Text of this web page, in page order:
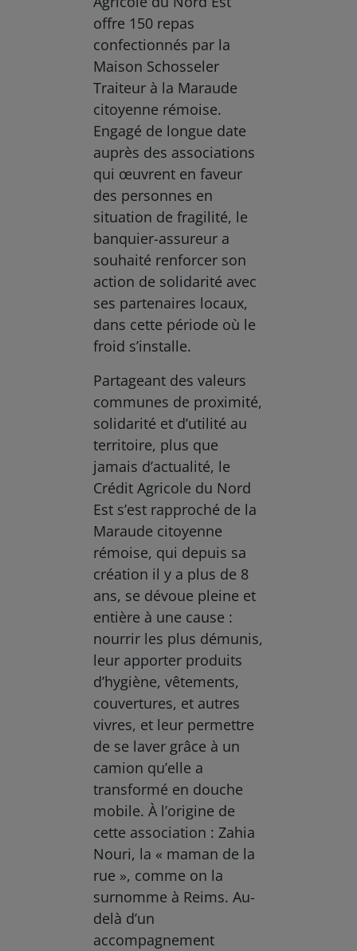
offre 150 repas
confectionnés par la
Maison Schosseler
Traiteur à la Maraude
citoyenne rémoise.
Engagé de longue date
auprès des associations
qui œuvrent en faveur
des personnes en
situation de fragilité, le
banquier-assureur a
souhaité renforcer son
action de solidarité avec
ses partenaires locaux,
dans cette période où le
froid s’installe.
Partageant des valeurs
communes de proximité,
solidarité et d’utilité au
territoire, plus que
jamais d’actualité, le
Crédit Agricole du Nord
Est s’est rapproché de la
Maraude citoyenne
rémoise, qui depuis sa
création il y a plus de 8
ans, se dévoue pleine et
entière à une cause :
nourrir les plus démunis,
leur apporter produits
d’hygiène, vêtements,
couvertures, et autres
vivres, et leur permettre
de se laver grâce à un
camion qu’elle a
transformé en douche
mobile. À l’origine de
cette association : Zahia
Nouri, la « maman de la
rue », comme on la
surnomme à Reims. Au-
delà d’un
accompagnement